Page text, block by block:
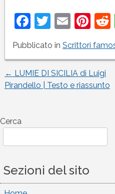
Facebook
Twitter
Email
Pubblicato in Scrittori
Navigazione
← LUMIE DI SICILIA di Luigi
Pirandello | Testo e riassunto
Cerca
Sezioni del sito